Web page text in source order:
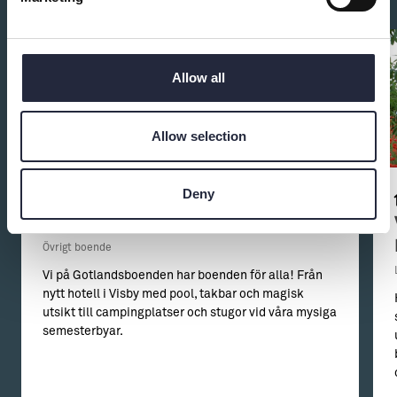
Allow all
Allow selection
Deny
Gotlandsboenden
Övrigt boende
Vi på Gotlandsboenden har boenden för alla! Från
nytt hotell i Visby med pool, takbar och magisk
utsikt till campingplatser och stugor vid våra mysiga
semesterbyar.